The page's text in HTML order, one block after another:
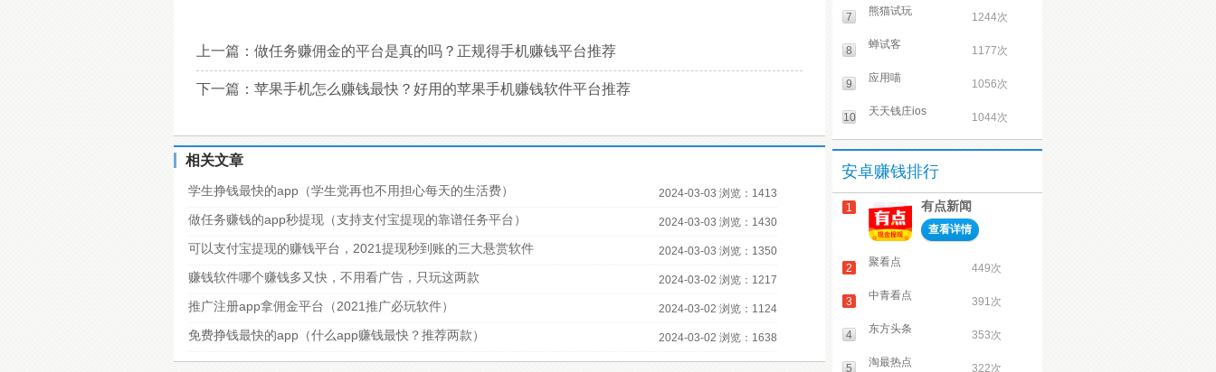
上一篇： 做任务赚佣金的平台是真的吗？正规得手机赚钱平台推荐
下一篇： 苹果手机怎么赚钱最快？好用的苹果手机赚钱软件平台推荐
相关文章
学生挣钱最快的app（学生党再也不用担心每天的生活费） 2024-03-03 浏览：1413
做任务赚钱的app秒提现（支持支付宝提现的靠谱任务平台） 2024-03-03 浏览：1430
可以支付宝提现的赚钱平台，2021提现秒到账的三大悬赏软件 2024-03-03 浏览：1350
赚钱软件哪个赚钱多又快，不用看广告，只玩这两款 2024-03-02 浏览：1217
推广注册app拿佣金平台（2021推广必玩软件） 2024-03-02 浏览：1124
免费挣钱最快的app（什么app赚钱最快？推荐两款） 2024-03-02 浏览：1638
7 熊猫试玩 1244次
8 蝉试客 1177次
9 应用喵 1056次
10 天天钱庄ios 1044次
安卓赚钱排行
1 有点新闻
查看详情
2 聚看点 449次
3 中青看点 391次
4 东方头条 353次
5 淘最热点 322次